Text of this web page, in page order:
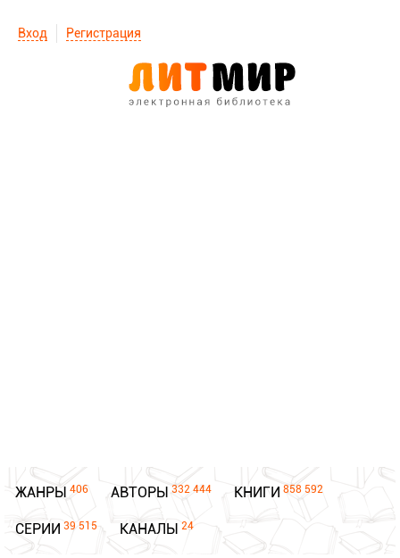
Вход Регистрация
ЖАНРЫ 406 АВТОРЫ 332 444 КНИГИ 858 592
СЕРИИ 39 515 КАНАЛЫ 24